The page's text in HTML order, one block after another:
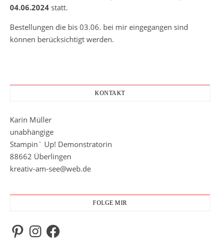
04.06.2024 statt.
Bestellungen die bis 03.06. bei mir eingegangen sind
können berücksichtigt werden.
KONTAKT
Karin Müller
unabhängige
Stampin` Up! Demonstratorin
88662 Überlingen
kreativ-am-see@web.de
FOLGE MIR
PinterestInstagramFacebook